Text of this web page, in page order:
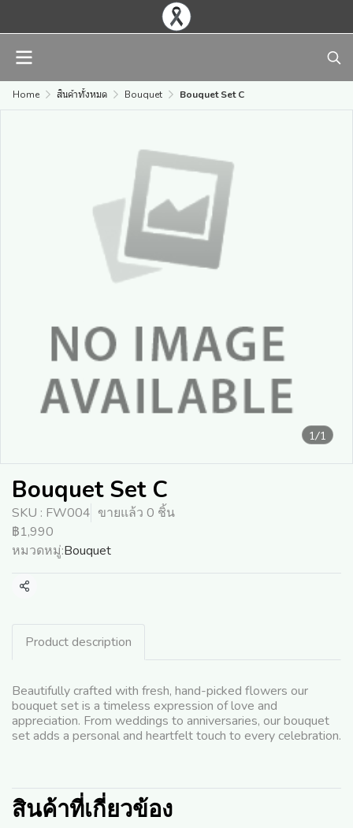
Home สินค้าทั้งหมด Bouquet Bouquet Set C
1/1
Bouquet Set C
SKU : FW004 ขายแล้ว 0 ชิ้น
฿1,990
หมวดหมู่:Bouquet
แชร์
Product description
Beautifully crafted with fresh, hand-picked flowers our
bouquet set is a timeless expression of love and
appreciation. From weddings to anniversaries, our bouquet
set adds a personal and heartfelt touch to every celebration.
สินค้าที่เกี่ยวข้อง